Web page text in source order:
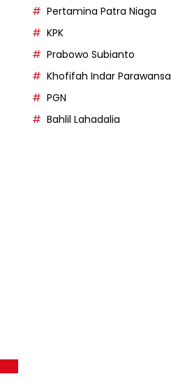
Pertamina Patra Niaga
KPK
Prabowo Subianto
Khofifah Indar Parawansa
PGN
Bahlil Lahadalia